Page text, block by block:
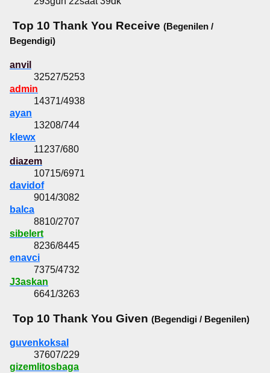
Top 10 Thank You Receive (Begenilen /
Begendigi)
anvil
32527/5253
admin
14371/4938
ayan
13208/744
klewx
11237/680
diazem
10715/6971
davidof
9014/3082
balca
8810/2707
sibelert
8236/8445
enavci
7375/4732
J3askan
6641/3263
Top 10 Thank You Given (Begendigi / Begenilen)
guvenkoksal
37607/229
gizemlitosbaga